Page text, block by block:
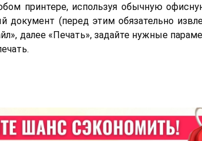
принтере, используя обычную
документ (перед этим обязательно
далее «Печать», задайте нужные